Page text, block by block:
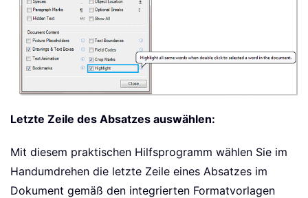
Letzte Zeile des Absatzes auswählen:
Mit diesem praktischen Hilfsprogramm wählen Sie im
Handumdrehen die letzte Zeile eines Absatzes im
Dokument gemäß den integrierten Formatvorlagen